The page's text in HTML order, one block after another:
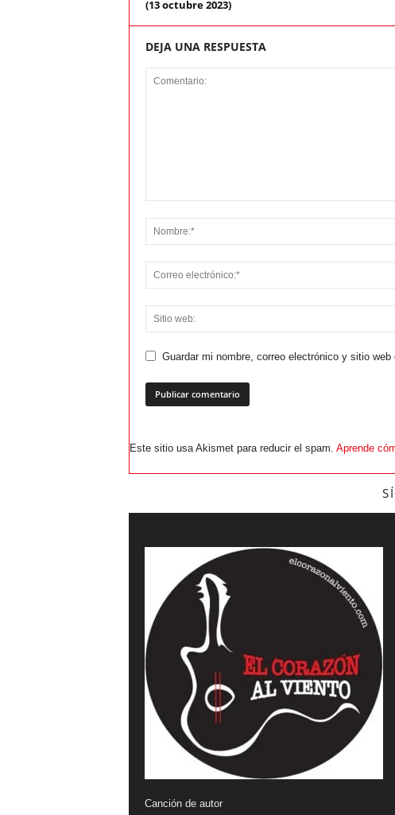
(13 octubre 2023)
DEJA UNA RESPUESTA
Guardar mi nombre, correo electrónico y sitio
Este sitio usa Akismet para reducir el spam. Aprende
Canción de autor